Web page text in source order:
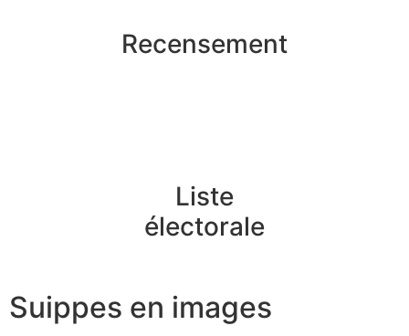
Recensement
Liste
électorale
Suippes en images